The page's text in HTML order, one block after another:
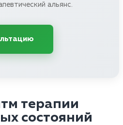
альянс.
терапии
состояний